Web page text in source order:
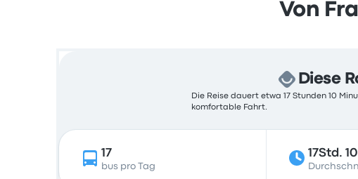
Von
Diese
Die Reise dauert etwa 17 Stunden 10
komfortable Fahrt.
17
bus pro Tag
17Std.